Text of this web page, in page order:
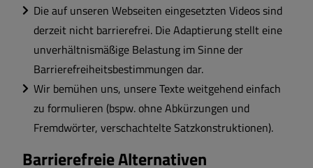
Die auf unseren Webseiten eingesetzten Videos sind
derzeit nicht barrierefrei. Die Adaptierung stellt eine
unverhältnismäßige Belastung im Sinne der
Barrierefreiheitsbestimmungen dar.
Wir bemühen uns, unsere Texte weitgehend einfach
zu formulieren (bspw. ohne Abkürzungen und
Fremdwörter, verschachtelte Satzkonstruktionen).
Barrierefreie Alternativen